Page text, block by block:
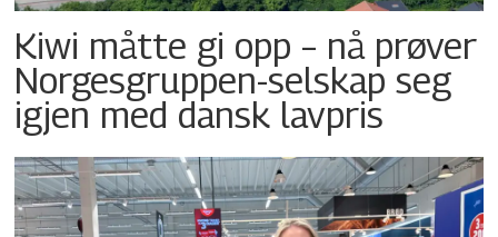
Kiwi måtte gi opp – nå prøver
Norgesgruppen-selskap seg
igjen med dansk lavpris